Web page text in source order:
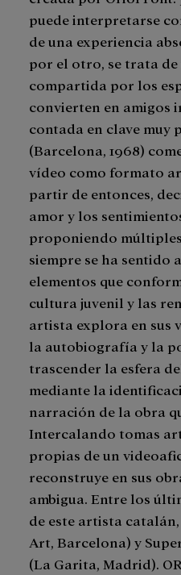
puede interpretarse
de una experiencia
por el otro, se trata
compartida por los
convierten en amigos
contada en clave muy
(Barcelona, 1968)
vídeo como formato
partir de entonces,
amor y los
proponiendo
siempre se ha sentido
elementos que
cultura juvenil y las
artista explora en sus
la autobiografía y la
trascender la esfera
mediante la
narración de la obra
Intercalando tomas
propias de un
reconstruye en sus
ambigua. Entre los
de este artista
Art, Barcelona) y
(La Garita, Madrid).